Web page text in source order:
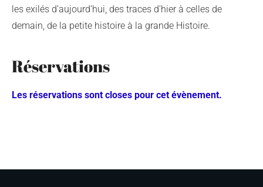
les exilés d’aujourd’hui, des traces d’hier à celles de
demain, de la petite histoire à la grande Histoire.
Réservations
Les réservations sont closes pour cet évènement.